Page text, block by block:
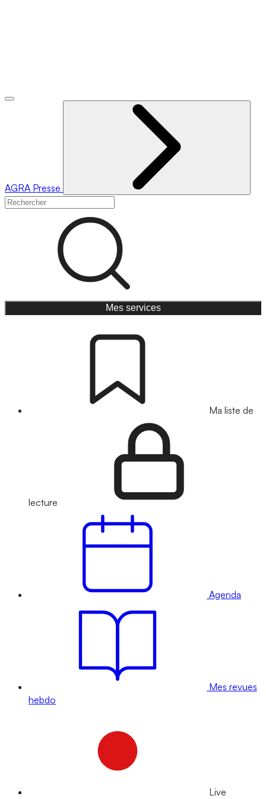
AGRA Presse
Mes services
Ma liste de
lecture
Agenda
Mes revues
hebdo
Live